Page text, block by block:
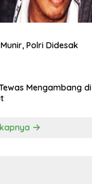
Polri Didesak
Mengambang di